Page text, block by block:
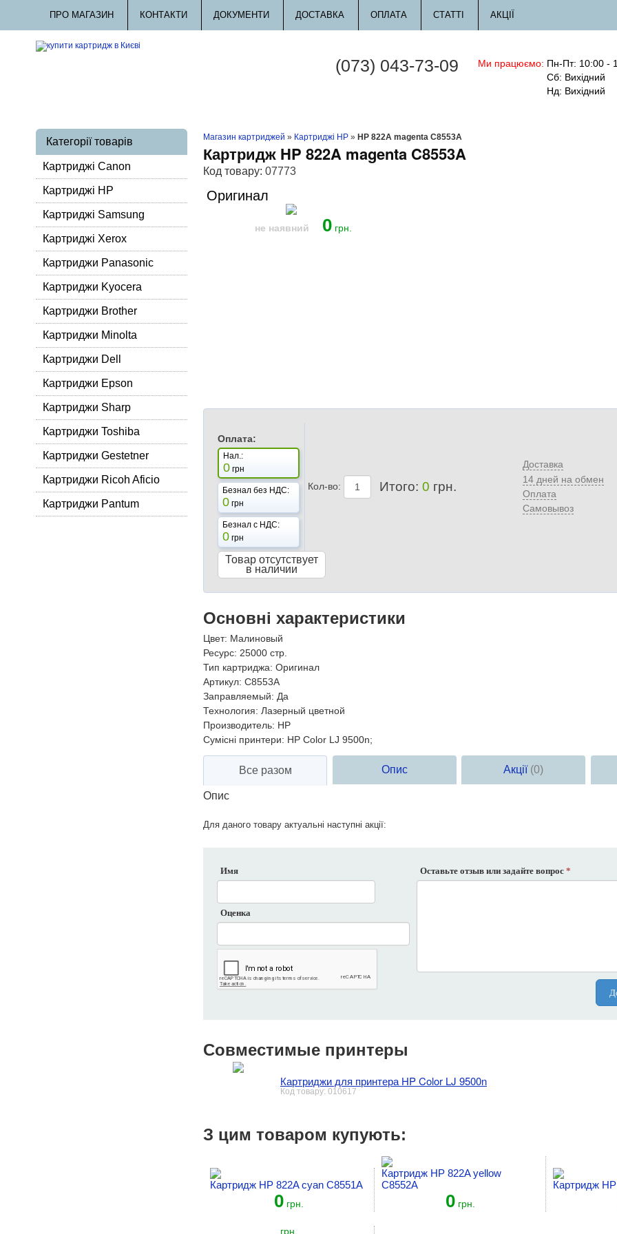
ПРО МАГАЗИН КОНТАКТИ ДОКУМЕНТИ ДОСТАВКА ОПЛАТА СТАТТІ АКЦІЇ
(073) 043-73-09 Ми працюємо: Пн-Пт: 10:00 -
Сб: Вихідний
Нд: Вихідний
Категорії товарів
Картриджі Canon
Картриджі HP
Картриджі Samsung
Картриджі Xerox
Картриджи Panasonic
Картриджи Kyocera
Картриджи Brother
Картриджи Minolta
Картриджи Dell
Картриджи Epson
Картриджи Sharp
Картриджи Toshiba
Картриджи Gestetner
Картриджи Ricoh Aficio
Картриджи Pantum
Магазин картриджей » Картриджі HP » HP 822A magenta C8553A
Картридж HP 822A magenta C8553A
Код товару: 07773
Оригинал
не наявний 0грн.
Оплата:
Нал.:
0 грн
Безнал без НДС:
0 грн
Безнал с НДС:
0 грн
Кол-во: Итого: 0 грн.
Доставка
14 дней на обмен
Оплата
Самовывоз
Товар отсутствует
в наличии
Основні характеристики
Цвет: Малиновый
Ресурс: 25000 стр.
Тип картриджа: Оригинал
Артикул: C8553A
Заправляемый: Да
Технология: Лазерный цветной
Производитель: HP
Сумісні принтери: HP Color LJ 9500n;
Все разом Опис Акції (0)
Опис
Для даного товару актуальні наступні акції:
Имя
Оценка
Оставьте отзыв или задайте вопрос *
Совместимые принтеры
Картриджи для принтера HP Color LJ 9500n
Код товару: 010617
З цим товаром купують:
Картридж HP 822A cyan C8551A
0грн.
Картридж HP 822A yellow
C8552A
0грн.
Картридж
грн.